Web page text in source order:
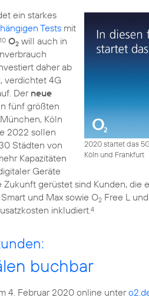
2020 startet das
Köln und Frankfurt
ein starkes
Tests mit
10 O2 will auch in
daher ab
verdichtet 4G
Der neue
fünf größten
Köln
2022 sollen
Städten von
Kapazitäten
Geräte
gerüstet sind Kunden, die
und Max sowie O2 Free L
inkludiert. 4
buchbar
4. Februar 2020 online unter